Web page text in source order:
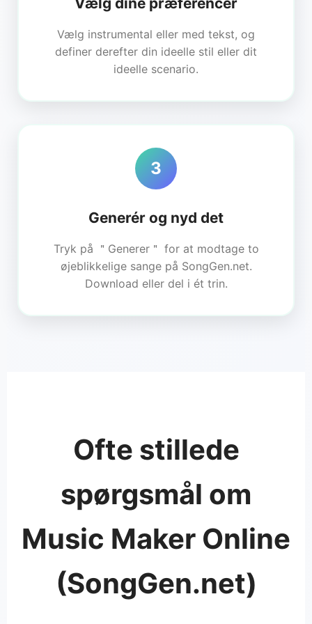
Vælg instrumental eller med tekst, og
definer derefter din ideelle stil eller dit
ideelle scenario.
3
Generér og nyd det
Tryk på ＂Generer＂ for at modtage to
øjeblikkelige sange på SongGen.net.
Download eller del i ét trin.
Ofte stillede
spørgsmål om
Music Maker Online
(SongGen.net)